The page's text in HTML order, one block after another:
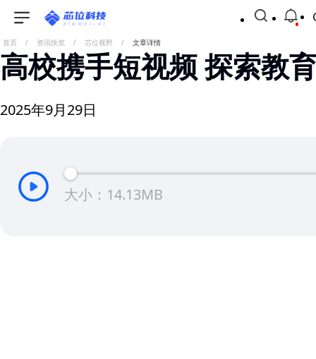
首页 / 资讯快览 / 芯位视野 / 文章详情
高校携手短视频 探索教
2025年9月29日
大小：14.13MB